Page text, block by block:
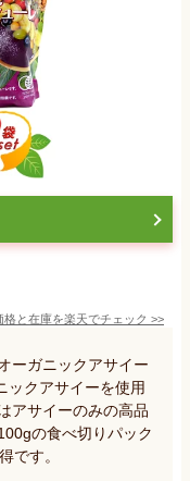
格と在庫を楽天でチェック >>
ーガニックアサイー
ックアサイーを使用
アサイーのみの高品
の食べ切りパック
です。